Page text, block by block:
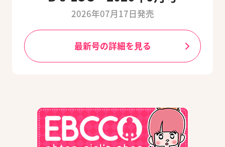
2026年07月17日発売
最新号の詳細を見る